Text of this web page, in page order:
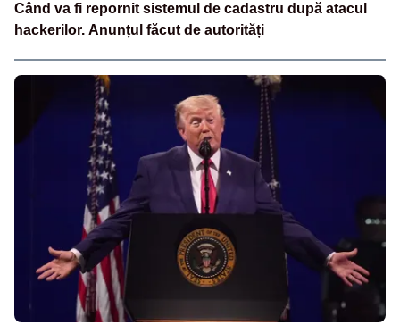
Când va fi repornit sistemul de cadastru după atacul
hackerilor. Anunțul făcut de autorități